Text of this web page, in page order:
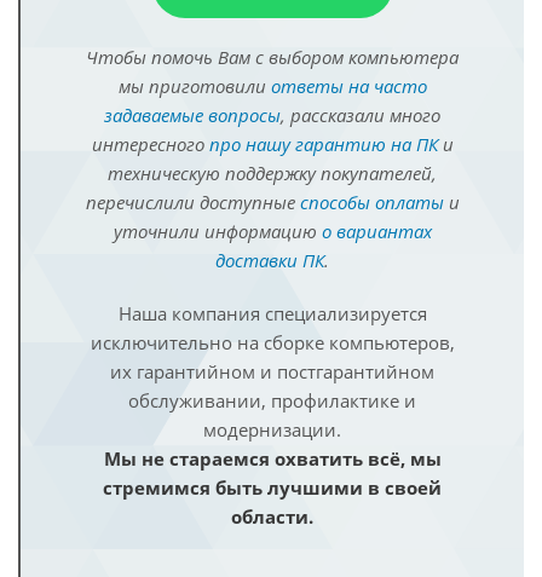
Чтобы помочь Вам с выбором компьютера
мы приготовили ответы на часто
задаваемые вопросы, рассказали много
интересного про нашу гарантию на ПКи
техническую поддержку покупателей,
перечислили доступные способы оплатыи
уточнили информацию о вариантах
доставки ПК.
Наша компания специализируется
исключительно на сборке компьютеров,
их гарантийном и постгарантийном
обслуживании, профилактике и
модернизации.
Мы не стараемся охватить всё, мы
стремимся быть лучшими в своей
области.